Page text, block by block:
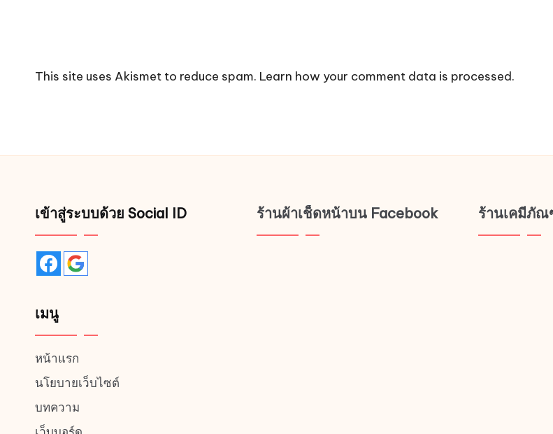
This site uses Akismet to reduce spam. Learn how your comment data is processed.
เข้าสู่ระบบด้วย Social ID
เมนู
หน้าแรก
นโยบายเว็บไซต์
บทความ
ร้านผ้าเช็ดหน้าบน Facebook ร้านเคมีภั